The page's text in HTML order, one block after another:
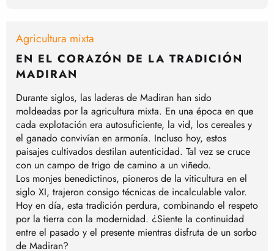
Agricultura mixta
EN EL CORAZÓN DE LA TRADICIÓN
MADIRAN
Durante siglos, las laderas de Madiran han sido
moldeadas por la agricultura mixta. En una época en que
cada explotación era autosuficiente, la vid, los cereales y
el ganado convivían en armonía. Incluso hoy, estos
paisajes cultivados destilan autenticidad. Tal vez se cruce
con un campo de trigo de camino a un viñedo.
Los monjes benedictinos, pioneros de la viticultura en el
siglo XI, trajeron consigo técnicas de incalculable valor.
Hoy en día, esta tradición perdura, combinando el respeto
por la tierra con la modernidad. ¿Siente la continuidad
entre el pasado y el presente mientras disfruta de un sorbo
de Madiran?